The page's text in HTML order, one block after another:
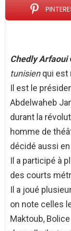
Chedly Arfaoui
tunisienqui est
Il est le
Abdelwaheb
durant la
homme de
décidé aussi
Il a participé à
des courts
Il a joué
on note celles
Maktoub,